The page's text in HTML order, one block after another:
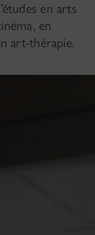
en arts
en
art-thérapie.